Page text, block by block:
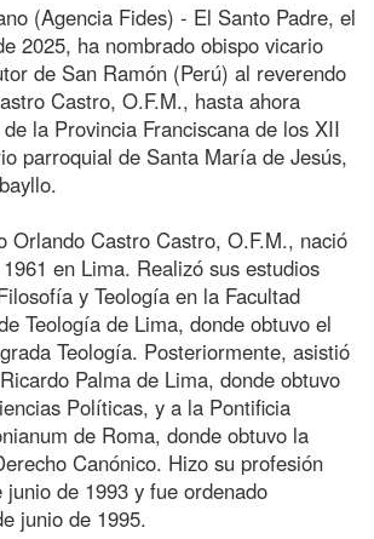
(Agencia Fides) - El Santo Padre, el
2025, ha nombrado obispo vicario
de San Ramón (Perú) al reverendo
Castro, O.F.M., hasta ahora
la Provincia Franciscana de los XII
parroquial de Santa María de Jesús,
Orlando Castro Castro, O.F.M., nació
en Lima. Realizó sus estudios
y Teología en la Facultad
Teología de Lima, donde obtuvo el
Teología. Posteriormente, asistió
Palma de Lima, donde obtuvo
Políticas, y a la Pontificia
de Roma, donde obtuvo la
Canónico. Hizo su profesión
de 1993 y fue ordenado
junio de 1995.